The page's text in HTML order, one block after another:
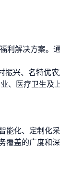
解决方案
兴、名特优农
、医疗卫生
化、定制化
盖的广度和深